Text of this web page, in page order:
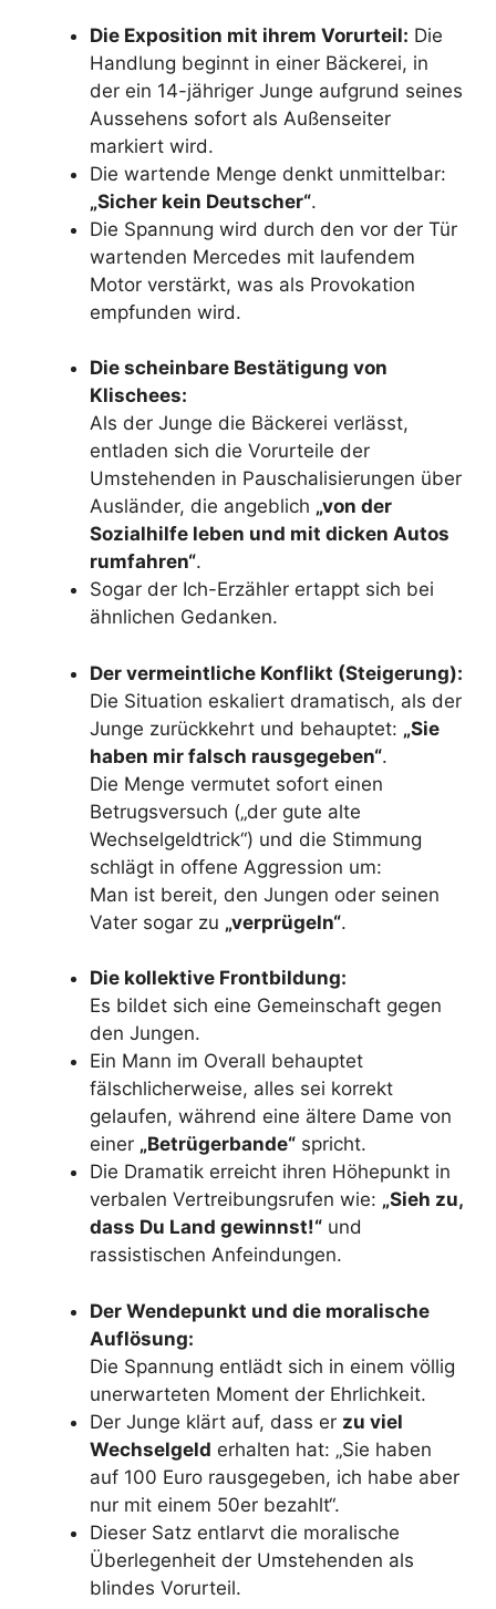
Die Exposition mit ihrem Vorurteil: Die
Handlung beginnt in einer Bäckerei, in
der ein 14-jähriger Junge aufgrund seines
Aussehens sofort als Außenseiter
markiert wird.
Die wartende Menge denkt unmittelbar:
„Sicher kein Deutscher“.
Die Spannung wird durch den vor der Tür
wartenden Mercedes mit laufendem
Motor verstärkt, was als Provokation
empfunden wird.
Die scheinbare Bestätigung von
Klischees:
Als der Junge die Bäckerei verlässt,
entladen sich die Vorurteile der
Umstehenden in Pauschalisierungen über
Ausländer, die angeblich „von der
Sozialhilfe leben und mit dicken Autos
rumfahren“.
Sogar der Ich-Erzähler ertappt sich bei
ähnlichen Gedanken.
Der vermeintliche Konflikt (Steigerung):
Die Situation eskaliert dramatisch, als der
Junge zurückkehrt und behauptet: „Sie
haben mir falsch rausgegeben“.
Die Menge vermutet sofort einen
Betrugsversuch („der gute alte
Wechselgeldtrick“) und die Stimmung
schlägt in offene Aggression um:
Man ist bereit, den Jungen oder seinen
Vater sogar zu „verprügeln“.
Die kollektive Frontbildung:
Es bildet sich eine Gemeinschaft gegen
den Jungen.
Ein Mann im Overall behauptet
fälschlicherweise, alles sei korrekt
gelaufen, während eine ältere Dame von
einer „Betrügerbande“ spricht.
Die Dramatik erreicht ihren Höhepunkt in
verbalen Vertreibungsrufen wie: „Sieh zu,
dass Du Land gewinnst!“ und
rassistischen Anfeindungen.
Der Wendepunkt und die moralische
Auflösung:
Die Spannung entlädt sich in einem völlig
unerwarteten Moment der Ehrlichkeit.
Der Junge klärt auf, dass er zu viel
Wechselgeld erhalten hat: „Sie haben
auf 100 Euro rausgegeben, ich habe aber
nur mit einem 50er bezahlt“.
Dieser Satz entlarvt die moralische
Überlegenheit der Umstehenden als
blindes Vorurteil.